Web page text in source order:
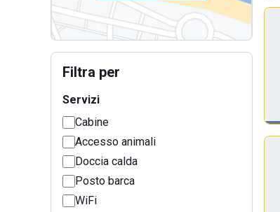
Filtra per
Servizi
Cabine
Accesso animali
Doccia calda
Posto barca
WiFi